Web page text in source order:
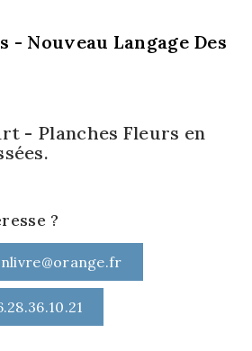
- Nouveau Langage Des
- Planches Fleurs en
?